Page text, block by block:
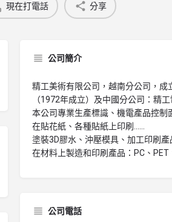
現在打電話 分享
公司簡介
精工美術有限公司，越南分公司，
（1972年成立）及中國分公司：精
本公司專業生產標識、機電產品控制
在貼花紙、各種貼紙上印刷......
塗裝3D膠水、沖壓模具、加工印刷產
在材料上製造和印刷產品：PC、PET
公司電話